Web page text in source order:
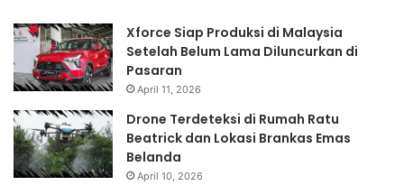
Xforce Siap Produksi di Malaysia
Setelah Belum Lama Diluncurkan di
Pasaran
April 11, 2026
Drone Terdeteksi di Rumah Ratu
Beatrick dan Lokasi Brankas Emas
Belanda
April 10, 2026